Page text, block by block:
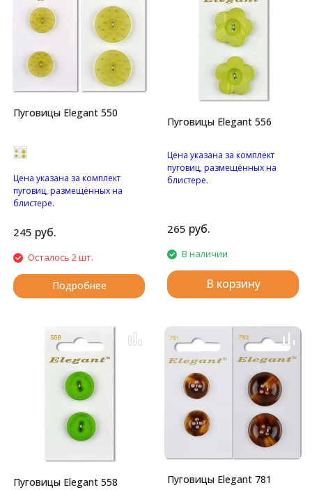
Пуговицы Elegant 550
Цена указана за комплект
пуговиц, размещённых на
блистере.
отверстиями и с узором.
245 руб.
Осталось 2 шт.
Подробнее
Пуговицы Elegant 556
Цена указана за комплект
пуговиц, размещённых на
блистере.
265 руб.
В наличии
В корзину
Пуговицы Elegant 558 Пуговицы Elegant 781